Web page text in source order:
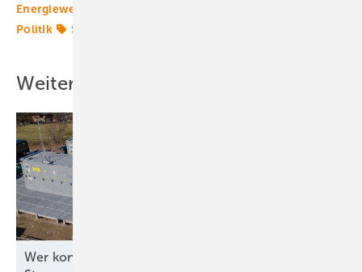
Energiewende 2.0
Politik
Speicher
Weitere Inhalte
Wer kontrolliert die Software für die